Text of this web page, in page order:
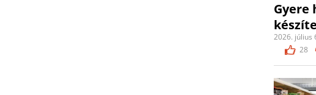
Gyere
2026. július
28